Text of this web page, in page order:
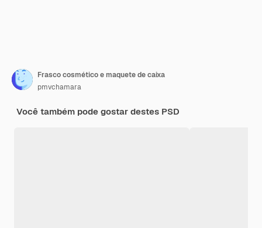
Frasco cosmético e maquete de caixa
pmvchamara
Você também pode gostar destes PSD